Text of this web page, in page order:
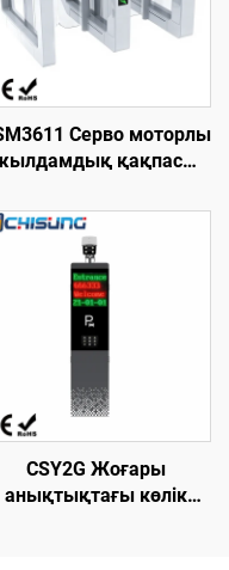
Серво моторлы
қақпасы
тартылған болат
18-Инфрақызыл AFC
Кіру бақылауы
айналмалы қақпа
CSY2G Жоғары
анықтықтағы көлік